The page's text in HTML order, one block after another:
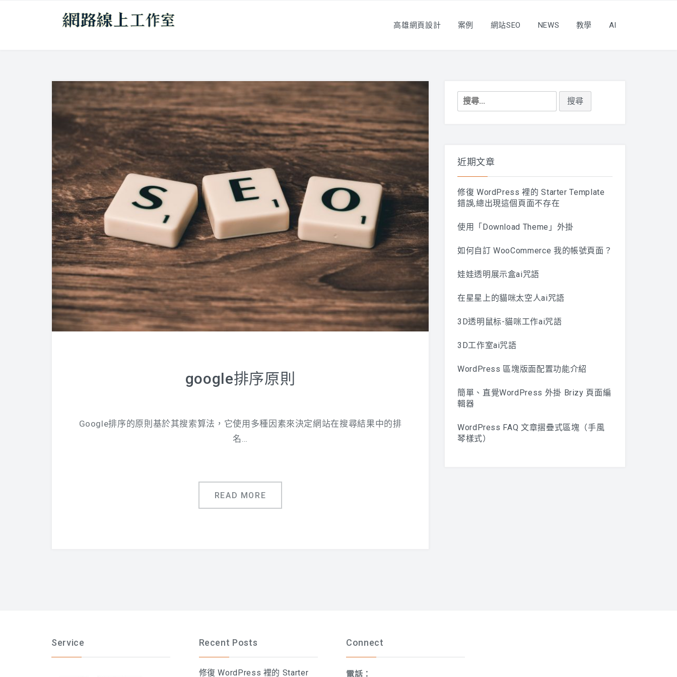
高雄網頁設計 案例 網站SEO NEWS 教學 AI
google排序原則
Google排序的原則基於其搜索算法，它使用多種因素來決定網站在搜尋結果中的排
名…
READ MORE
搜
尋
近期文章
修復 WordPress 裡的 Starter Template
錯誤,總出現這個頁面不存在
使用「Download Theme」外掛
如何自訂 WooCommerce 我的帳號頁面？
娃娃透明展示盒ai咒語
在星星上的貓咪太空人ai咒語
3D透明鼠标-貓咪工作ai咒語
3D工作室ai咒語
WordPress 區塊版面配置功能介紹
簡單、直覺WordPress 外掛 Brizy 頁面編
輯器
WordPress FAQ 文章摺疊式區塊（手風
琴樣式）
Service Recent Posts
修復 WordPress 裡的 Starter
Connect
電話：